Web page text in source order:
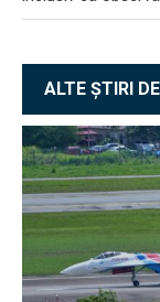
ALTE ȘTIRI